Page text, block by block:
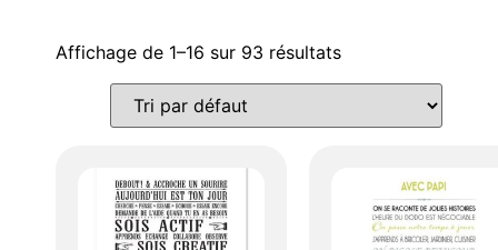
Affichage de 1–16 sur 93 résultats